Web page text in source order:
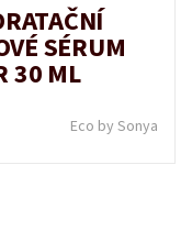
SÉRUM
30 ML
Eco by Sonya